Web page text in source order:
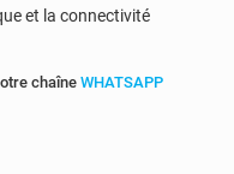
et la connectivité
chaîne WHATSAPP